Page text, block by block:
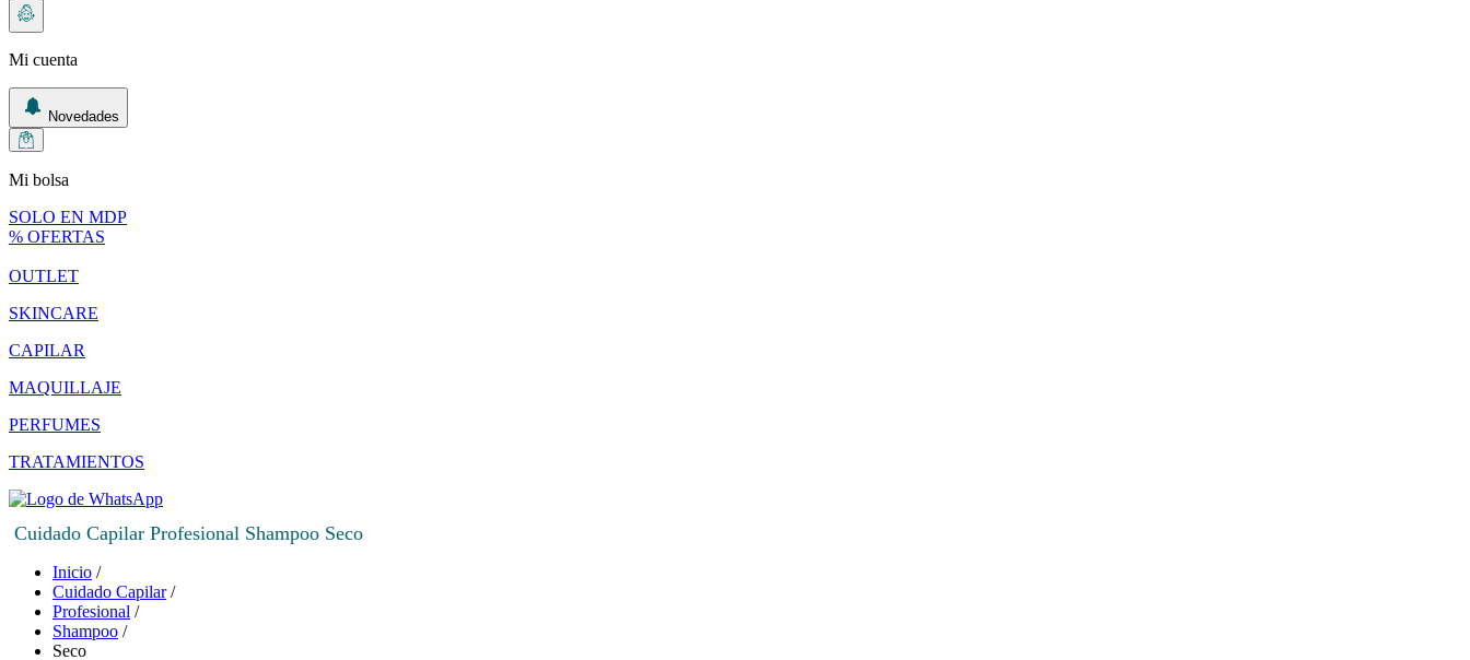
Mi cuenta
Novedades
Mi bolsa
SOLO EN MDP
% OFERTAS
OUTLET
SKINCARE
CAPILAR
MAQUILLAJE
PERFUMES
TRATAMIENTOS
Cuidado Capilar Profesional Shampoo Seco
Inicio /
Cuidado Capilar/
Profesional /
Shampoo /
Seco